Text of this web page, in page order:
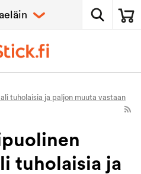
tuholaisia ​​ja paljon muuta vastaan
tuholaisia ​​ja